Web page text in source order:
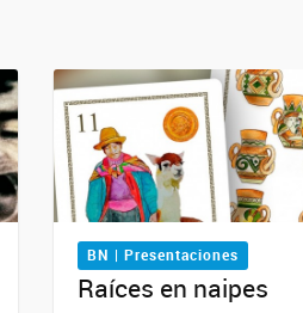
BN | Presentaciones
Raíces en naipes